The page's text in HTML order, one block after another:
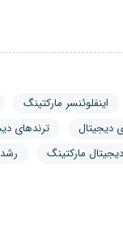
اینفلوئنسر مارکتینگ
دیجیتال ترندهای
مارکتینگ